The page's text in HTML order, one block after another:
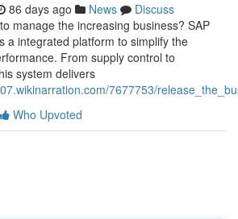
86 days ago News
Discuss
manage the increasing business? SAP
a integrated platform to simplify the
From supply control to
system delivers
7677753/
Who Upvoted